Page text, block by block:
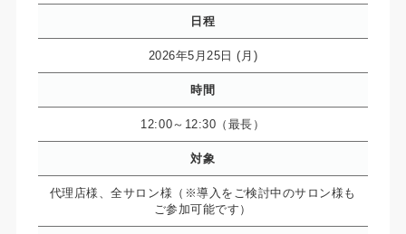
日程
2026年5月25日 (月)
時間
12:00～12:30（最長）
対象
代理店様、全サロン様（※導入をご検討中のサロン様も
ご参加可能です）